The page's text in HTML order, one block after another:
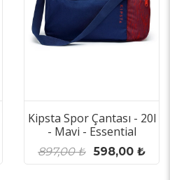
Kipsta Spor Çantası - 20l
- Mavi - Essential
897,00 ₺ 598,00 ₺